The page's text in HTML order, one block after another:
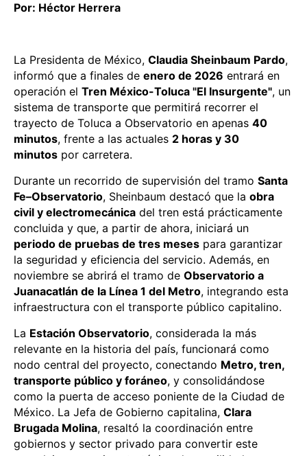
Por: Héctor Herrera
La Presidenta de México, Claudia Sheinbaum Pardo,
informó que a finales de enero de 2026 entrará en
operación el Tren México-Toluca "El Insurgente", un
sistema de transporte que permitirá recorrer el
trayecto de Toluca a Observatorio en apenas 40
minutos, frente a las actuales 2 horas y 30
minutos por carretera.
Durante un recorrido de supervisión del tramo Santa
Fe–Observatorio, Sheinbaum destacó que la obra
civil y electromecánica del tren está prácticamente
concluida y que, a partir de ahora, iniciará un
periodo de pruebas de tres meses para garantizar
la seguridad y eficiencia del servicio. Además, en
noviembre se abrirá el tramo de Observatorio a
Juanacatlán de la Línea 1 del Metro, integrando esta
infraestructura con el transporte público capitalino.
La Estación Observatorio, considerada la más
relevante en la historia del país, funcionará como
nodo central del proyecto, conectando Metro, tren,
transporte público y foráneo, y consolidándose
como la puerta de acceso poniente de la Ciudad de
México. La Jefa de Gobierno capitalina, Clara
Brugada Molina, resaltó la coordinación entre
gobiernos y sector privado para convertir este